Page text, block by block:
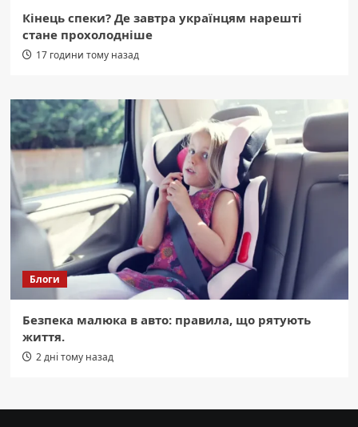
Кінець спеки? Де завтра українцям нарешті
стане прохолодніше
17 години тому назад
Блоги
Безпека малюка в авто: правила, що рятують
життя.
2 дні тому назад